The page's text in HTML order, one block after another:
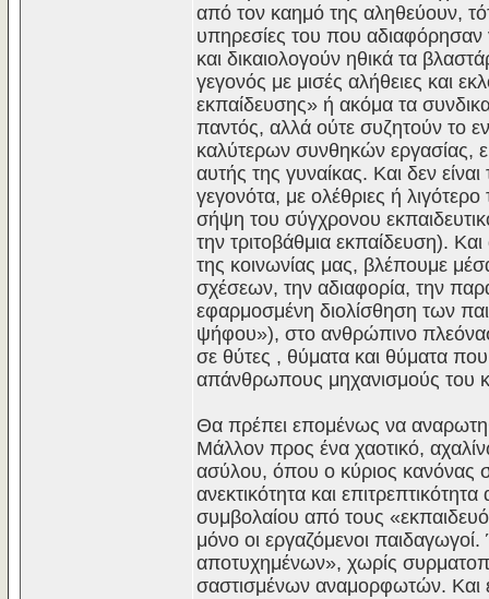
από τον καημό της αληθεύουν,
υπηρεσίες του που αδιαφόρησαν
και δικαιολογούν ηθικά τα
γεγονός με μισές αλήθειες και
εκπαίδευσης» ή ακόμα τα
παντός, αλλά ούτε συζητούν το
καλύτερων συνθηκών εργασίας,
αυτής της γυναίκας. Και δεν
γεγονότα, με ολέθριες ή
σήψη του σύγχρονου
την τριτοβάθμια εκπαίδευση).
της κοινωνίας μας, βλέπουμε
σχέσεων, την αδιαφορία, την
εφαρμοσμένη διολίσθηση των
ψήφου»), στο ανθρώπινο
σε θύτες , θύματα και θύματα
απάνθρωπους μηχανισμούς του
Θα πρέπει επομένως να
Μάλλον προς ένα χαοτικό,
ασύλου, όπου ο κύριος κανόνας
ανεκτικότητα και
συμβολαίου από τους
μόνο οι εργαζόμενοι
αποτυχημένων», χωρίς
σαστισμένων αναμορφωτών. Και